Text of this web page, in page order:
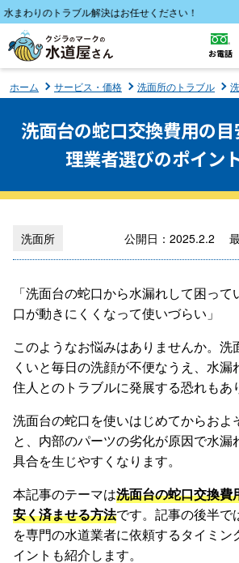
りのトラブル解決はお任せください！
お電話
ホーム サービス・価格 洗面所のトラブル
洗面台の蛇口交換費用の
理業者選びのポイン
洗面所 公開日：2025.2.2
「洗面台の蛇口から水漏れして困っ
口が動きにくくなって使いづらい」
このようなお悩みはありませんか。洗
くいと毎日の洗顔が不便なうえ、水
住人とのトラブルに発展する恐れもあ
洗面台の蛇口を使いはじめてからおよ
と、内部のパーツの劣化が原因で水漏
具合を生じやすくなります。
本記事のテーマは洗面台の蛇口交換費
安く済ませる方法です。記事の後半で
を専門の水道業者に依頼するタイミン
イントも紹介します。